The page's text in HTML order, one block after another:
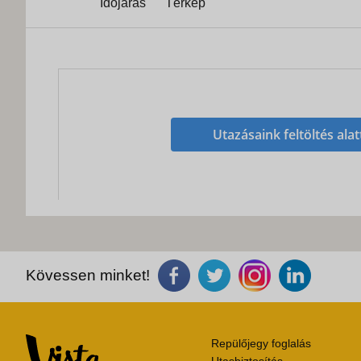
Időjárás Térkép
Utazásaink feltöltés
Kövessen minket!
Repülőjegy foglalás